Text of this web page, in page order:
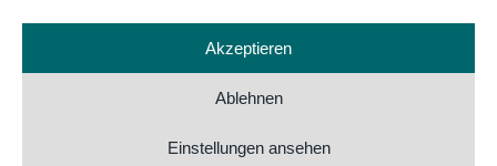
Akzeptieren
Ablehnen
Einstellungen ansehen